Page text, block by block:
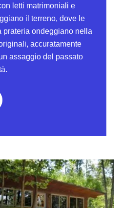
letti matrimoniali e
il terreno, dove le
prateria ondeggiano nella
accuratamente
assaggio del passato